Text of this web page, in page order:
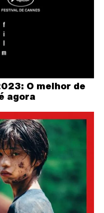
O melhor de
agora